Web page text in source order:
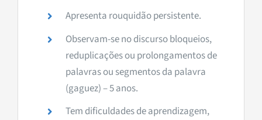
Apresenta rouquidão persistente.
Observam-se no discurso bloqueios,
reduplicações ou prolongamentos de
palavras ou segmentos da palavra
(gaguez) –5 anos.
Tem dificuldades de aprendizagem,